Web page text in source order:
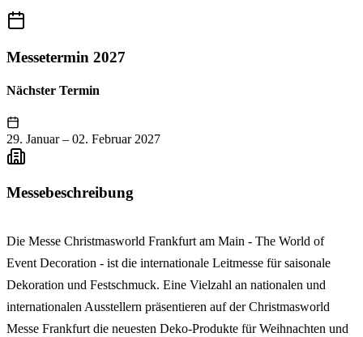
Messetermin 2027
Nächster Termin
29. Januar – 02. Februar 2027
Messebeschreibung
Die Messe Christmasworld Frankfurt am Main - The World of
Event Decoration - ist die internationale Leitmesse für saisonale
Dekoration und Festschmuck. Eine Vielzahl an nationalen und
internationalen Ausstellern präsentieren auf der Christmasworld
Messe Frankfurt die neuesten Deko-Produkte für Weihnachten und